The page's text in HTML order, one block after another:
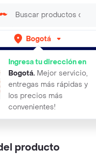
Bogotá
Ingresa tu dirección en
Bogotá. Mejor servicio,
entregas más rápidas y
los precios más
convenientes!
gratis por semanas
Aplican
producto